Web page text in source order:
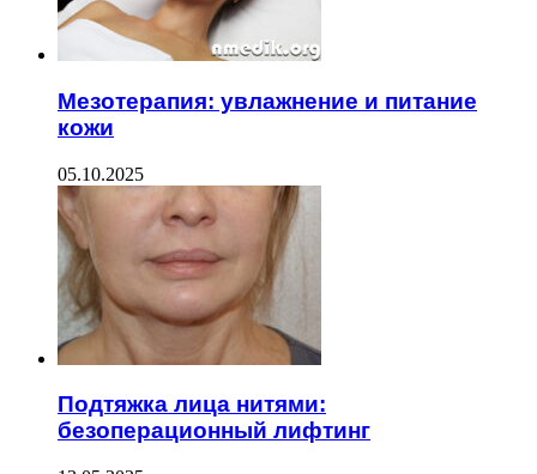
Мезотерапия: увлажнение и питание
кожи
05.10.2025
Подтяжка лица нитями:
безоперационный лифтинг